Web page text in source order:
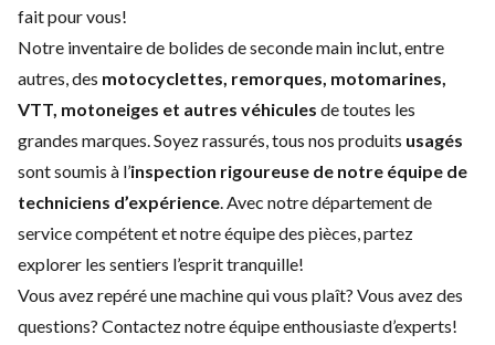
fait pour vous!
Notre inventaire de bolides de seconde main inclut, entre
autres, des motocyclettes, remorques, motomarines,
VTT, motoneiges et autres véhicules de toutes les
grandes marques. Soyez rassurés, tous nos produits usagés
sont soumis à l’inspection rigoureuse de notre équipe de
techniciens d’expérience. Avec notredépartement de
servicecompétent et notreéquipe des pièces, partez
explorer les sentiers l’esprit tranquille!
Vous avez repéré une machine qui vous plaît? Vous avez des
questions? Contactez notre équipe enthousiaste d’experts!